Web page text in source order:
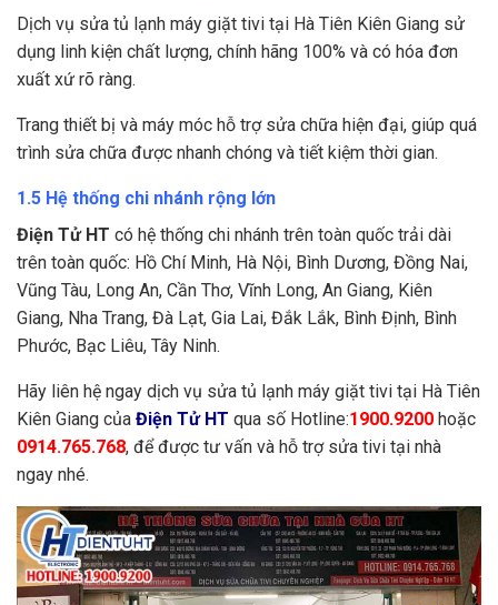
Dịch vụ sửa tủ lạnh máy giặt tivi tại Hà Tiên Kiên Giang sử
dụng linh kiện chất lượng, chính hãng 100% và có hóa đơn
xuất xứ rõ ràng.
Trang thiết bị và máy móc hỗ trợ sửa chữa hiện đại, giúp quá
trình sửa chữa được nhanh chóng và tiết kiệm thời gian.
1.5 Hệ thống chi nhánh rộng lớn
Điện Tử HT có hệ thống chi nhánh trên toàn quốc trải dài
trên toàn quốc: Hồ Chí Minh, Hà Nội, Bình Dương, Đồng Nai,
Vũng Tàu, Long An, Cần Thơ, Vĩnh Long, An Giang, Kiên
Giang, Nha Trang, Đà Lạt, Gia Lai, Đắk Lắk, Bình Định, Bình
Phước, Bạc Liêu, Tây Ninh.
Hãy liên hệ ngay dịch vụ sửa tủ lạnh máy giặt tivi tại Hà Tiên
Kiên Giang của Điện Tử HT qua số Hotline:1900.9200 hoặc
0914.765.768, để được tư vấn và hỗ trợ sửa tivi tại nhà
ngay nhé.